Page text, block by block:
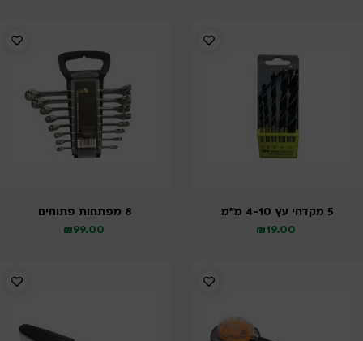
5 מקדחי עץ 4-10 מ”מ
19.00
₪
8 מפתחות פתוחים
99.00
₪